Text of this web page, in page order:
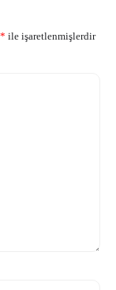
* ile işaretlenmişlerdir